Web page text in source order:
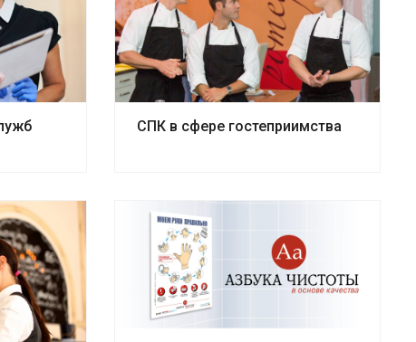
СПК в сфере гостеприимства